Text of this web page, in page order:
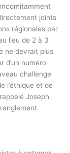
joints
régionales par
lieu de 2 à 3
ne devrait plus
d’un numéro
challenge
l’éthique et de
Joseph